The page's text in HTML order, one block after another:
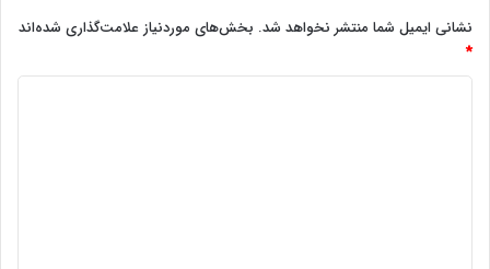
نشانی ایمیل شما منتشر نخواهد شد. بخش‌های موردنیاز علامت‌گذاری شده‌اند
*